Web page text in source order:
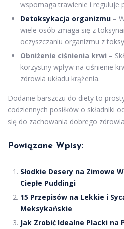
wspomaga trawienie i reguluje
Detoksykacja organizmu –
wiele osób zmaga się z
oczyszczaniu organizmu z
Obniżenie ciśnienia krwi –
korzystny wpływ na ciśnienie
zdrowia układu krążenia.
Dodanie barszczu do diety to
codziennych posiłków o składniki
się do zachowania dobrego
Powiązane Wpisy:
Słodkie Desery na Zimowe
Ciepłe Puddingi
15 Przepisów na Lekkie i
Meksykańskie
Jak Zrobić Idealne Placki na